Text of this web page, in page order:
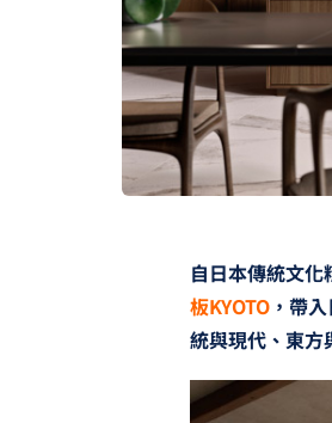
自日本傳統文化
板KYOTO，帶
統與現代、東方